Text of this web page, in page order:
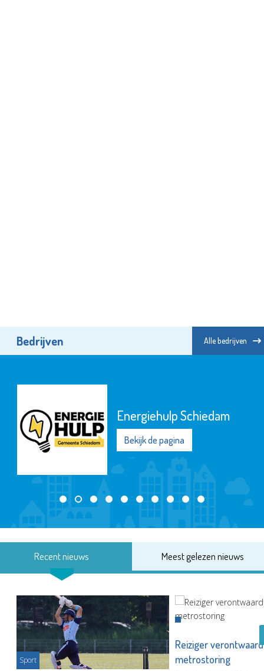
Bedrijven Alle bedrijven
Energiehulp Schiedam
Bekijk de pagina
Recent nieuws Meest gelezen nieuws
Sport
Reiziger
metrostoring